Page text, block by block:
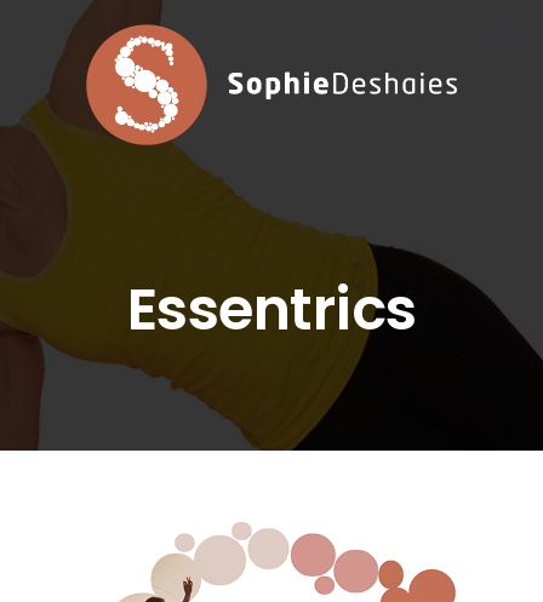
Pilates reformer.

Cours.
À propos de moi.
Contact. Essentrics